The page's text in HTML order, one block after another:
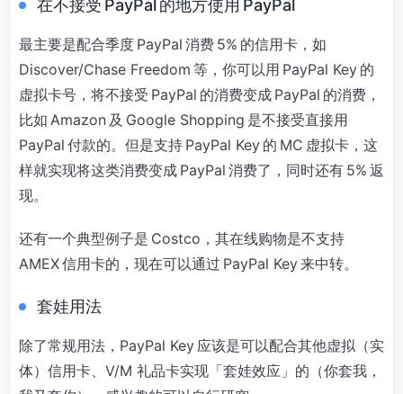
在不接受 PayPal 的地方使用 PayPal
最主要是配合季度 PayPal 消费 5% 的信用卡，如
Discover/Chase Freedom 等，你可以用 PayPal Key 的
虚拟卡号，将不接受 PayPal 的消费变成 PayPal 的消费，
比如 Amazon 及 Google Shopping 是不接受直接用
PayPal 付款的。但是支持 PayPal Key 的 MC 虚拟卡，这
样就实现将这类消费变成 PayPal 消费了，同时还有 5% 返
现。
还有一个典型例子是 Costco，其在线购物是不支持
AMEX 信用卡的，现在可以通过 PayPal Key 来中转。
套娃用法
除了常规用法，PayPal Key 应该是可以配合其他虚拟（实
体）信用卡、V/M 礼品卡实现「套娃效应」的（你套我，